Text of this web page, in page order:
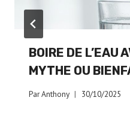
BOIRE DE L’EAU
MYTHE OU
ParAnthony 30/10/2025